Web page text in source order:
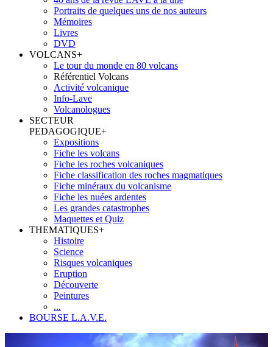
Portraits de quelques uns de nos auteurs
Mémoires
Livres
DVD
VOLCANS+
Le tour du monde en 80 volcans
Référentiel Volcans
Activité volcanique
Info-Lave
Volcanologues
SECTEUR
PEDAGOGIQUE+
Expositions
Fiche les volcans
Fiche les roches volcaniques
Fiche classification des roches magmatiques
Fiche minéraux du volcanisme
Fiche les nuées ardentes
Les grandes catastrophes
Maquettes et Quiz
THEMATIQUES+
Histoire
Science
Risques volcaniques
Eruption
Découverte
Peintures
...
BOURSE L.A.V.E.